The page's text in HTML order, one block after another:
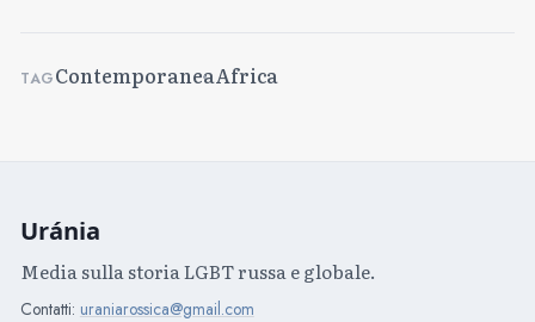
TAGContemporaneaAfrica
Uránia
Media sulla storia LGBT russa e globale.
Contatti: uraniarossica@gmail.com